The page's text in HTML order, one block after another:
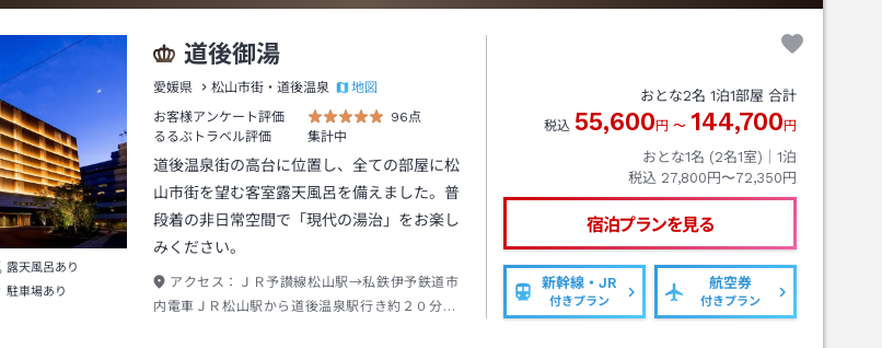
露天風呂あり
駐車場あり
道後御湯
愛媛県 松山市街・道後温泉
地図
お客様アンケート評価
96点
るるぶトラベル評価
集計中
道後温泉街の高台に位置し、全ての部屋に松
山市街を望む客室露天風呂を備えました。普
段着の非日常空間で「現代の湯治」をお楽し
みください。
アクセス：
ＪＲ予讃線松山駅→私鉄伊予鉄道市
内電車ＪＲ松山駅から道後温泉駅行き約２０分道
おとな2名 1泊1部屋 合計
税込 55,600 円 〜 144,700 円
おとな1名 (2名1室)｜ 1泊
税込 27,800円〜72,350円
宿泊プランを見る
新幹線・JR
付きプラン
航空券
付きプラン